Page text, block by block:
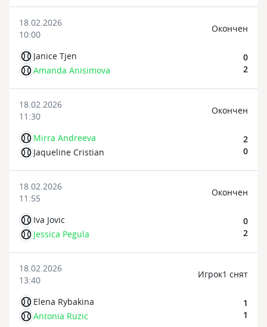
18.02.2026
10:00
Janice Tjen
Amanda Anisimova
Oкончен
0
2
18.02.2026
11:30
Mirra Andreeva
Jaqueline Cristian
Oкончен
2
0
18.02.2026
11:55
Iva Jovic
Jessica Pegula
Oкончен
0
2
18.02.2026
13:40
Elena Rybakina
Antonia Ruzic
Игрок1 снят
1
1